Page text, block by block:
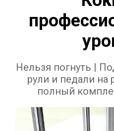
Нельзя погнуть |
рули и педали на
полный